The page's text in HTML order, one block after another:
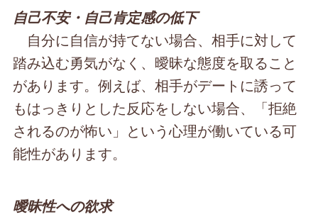
自己不安・自己肯定感の低下
自分に自信が持てない場合、相手に対して
踏み込む勇気がなく、曖昧な態度を取ること
があります。例えば、相手がデートに誘って
もはっきりとした反応をしない場合、「拒絶
されるのが怖い」という心理が働いている可
能性があります。
曖昧性への欲求